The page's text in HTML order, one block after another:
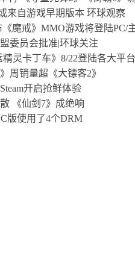
来自游戏早期版本 环球观察
魔戒》MMO游戏将登陆PC/
委员会批准|环球关注
灵卡丁车》8/22登陆各大平台
周销量超《大镖客2》
开启抢鲜体验
《仙剑7》成绝响
版使用了4个DRM